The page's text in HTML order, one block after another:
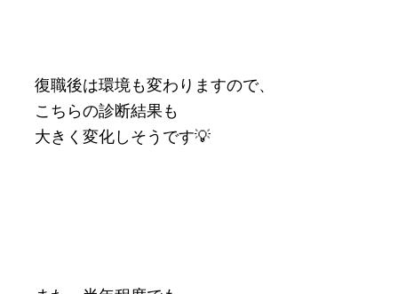
復職後は環境も変わりますので、
こちらの診断結果も
大きく変化しそうです💡